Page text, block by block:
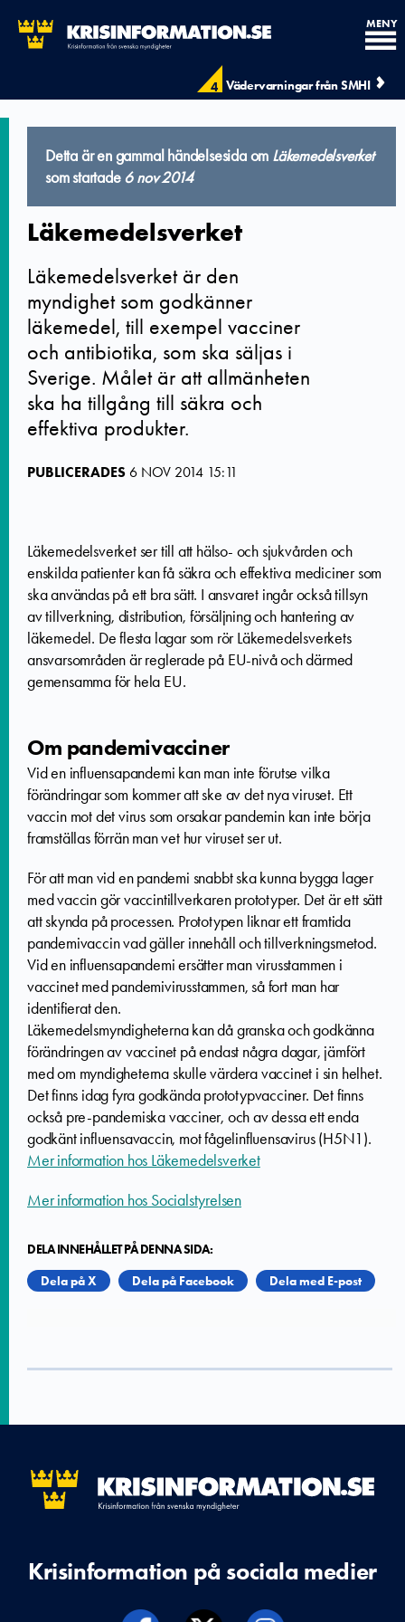
4 Vädervarningar från SMHI
MENY
Detta är en gammal händelsesida om Läkemedelsverket
som startade6 nov 2014
Läkemedelsverket
Läkemedelsverket är den
myndighet som godkänner
läkemedel, till exempel vacciner
och antibiotika, som ska säljas i
Sverige. Målet är att allmänheten
ska ha tillgång till säkra och
effektiva produkter.
PUBLICERADES6 NOV 2014 15:11
Läkemedelsverket ser till att hälso- och sjukvården och
enskilda patienter kan få säkra och effektiva mediciner som
ska användas på ett bra sätt. I ansvaret ingår också tillsyn
av tillverkning, distribution, försäljning och hantering av
läkemedel. De flesta lagar som rör Läkemedelsverkets
ansvarsområden är reglerade på EU-nivå och därmed
gemensamma för hela EU.
Om pandemivacciner
Vid en influensapandemi kan man inte förutse vilka
förändringar som kommer att ske av det nya viruset. Ett
vaccin mot det virus som orsakar pandemin kan inte börja
framställas förrän man vet hur viruset ser ut.
För att man vid en pandemi snabbt ska kunna bygga lager
med vaccin gör vaccintillverkaren prototyper. Det är ett sätt
att skynda på processen. Prototypen liknar ett framtida
pandemivaccin vad gäller innehåll och tillverkningsmetod.
Vid en influensapandemi ersätter man virusstammen i
vaccinet med pandemivirusstammen, så fort man har
identifierat den.
Läkemedelsmyndigheterna kan då granska och godkänna
förändringen av vaccinet på endast några dagar, jämfört
med om myndigheterna skulle värdera vaccinet i sin helhet.
Det finns idag fyra godkända prototypvacciner. Det finns
också pre-pandemiska vacciner, och av dessa ett enda
godkänt influensavaccin, mot fågelinfluensavirus (H5N1).
Mer information hos Läkemedelsverket
Mer information hos Socialstyrelsen
DELA INNEHÅLLET PÅ DENNA SIDA:
Dela på X
Dela på Facebook Dela med E-post
Krisinformation på sociala medier